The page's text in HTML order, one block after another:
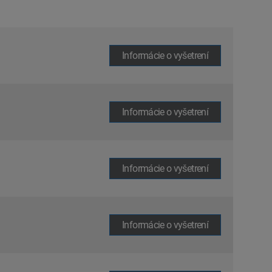
Informácie o vyšetrení
Informácie o vyšetrení
Informácie o vyšetrení
Informácie o vyšetrení